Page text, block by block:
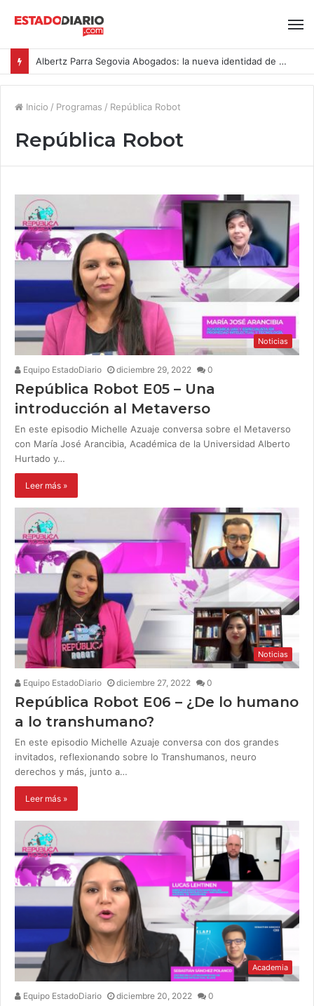
Albertz Parra Segovia Abogados: la nueva identidad de Segovia Consulting
Inicio / Programas / República Robot
República Robot
Noticias
Equipo EstadoDiario diciembre 29, 2022 0
República Robot E05 – Una
introducción al Metaverso
En este episodio Michelle Azuaje conversa sobre el Metaverso
con María José Arancibia, Académica de la Universidad Alberto
Hurtado y…
Leer más »
Noticias
Equipo EstadoDiario diciembre 27, 2022 0
República Robot E06 – ¿De lo humano
a lo transhumano?
En este episodio Michelle Azuaje conversa con dos grandes
invitados, reflexionando sobre lo Transhumanos, neuro
derechos y más, junto a…
Leer más »
Academia
Equipo EstadoDiario diciembre 20, 2022 0